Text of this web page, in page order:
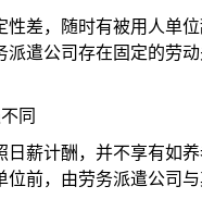
，随时有被用人单位
派遣公司存在固定的劳
同
计酬，并不享有如养
位前，由劳务派遣公司